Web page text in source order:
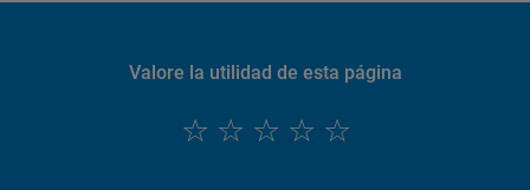
Valore la utilidad de esta página